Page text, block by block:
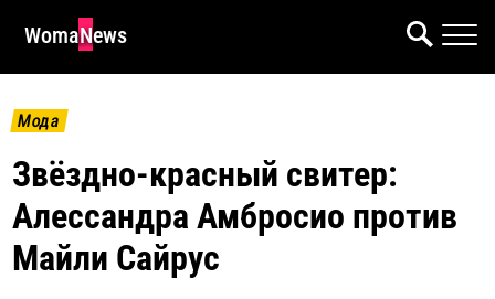
WomaNews
Мода
Звёздно-красный свитер:
Алессандра Амбросио против
Майли Сайрус